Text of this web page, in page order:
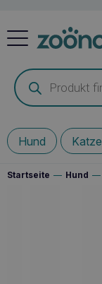
Products
search
Hund Katze
Startseite — Hund —